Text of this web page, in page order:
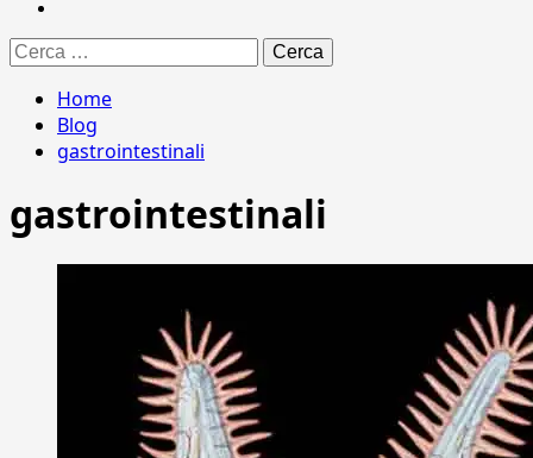
Ricerca
per:
Home
Blog
gastrointestinali
gastrointestinali